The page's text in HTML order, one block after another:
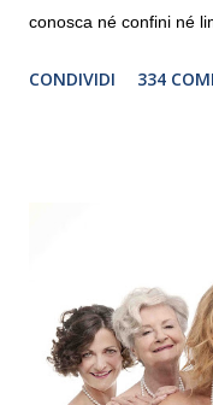
conosca né confini né
debutterà il 10
“Settembre
consecutivo. Il
giovani artisti della
volta. L’orchestra,
CONDIVIDI 334